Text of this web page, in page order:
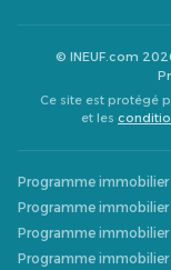
© INEUF.com
Ce site est protégé
et les
Programme
Programme
Programme
Programme